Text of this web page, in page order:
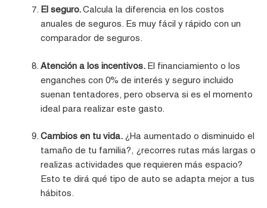
El seguro.Calcula la diferencia en los costos
anuales de seguros. Es muy fácil y rápido con un
comparador de seguros.
Atención a los incentivos. El financiamiento o los
enganches con 0% de interés y seguro incluido
suenan tentadores, pero observa si es el momento
ideal para realizar este gasto.
Cambios en tu vida. ¿Ha aumentado o disminuido el
tamaño de tu familia?, ¿recorres rutas más largas o
realizas actividades que requieren más espacio?
Esto te dirá qué tipo de auto se adapta mejor a tus
hábitos.